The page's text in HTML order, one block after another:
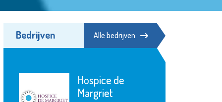
Bedrijven Alle bedrijven
Hospice de
Margriet